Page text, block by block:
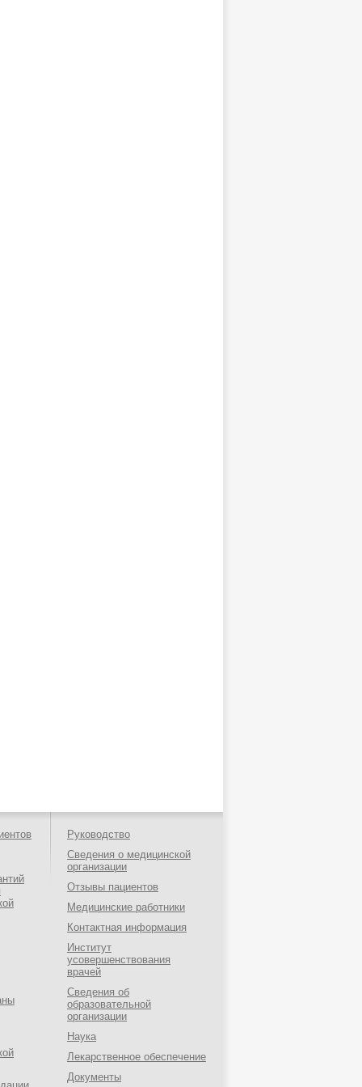
Руководство
Сведения о медицинской
организации
Отзывы пациентов
Медицинские работники
Контактная информация
Институт
усовершенствования
врачей
Сведения об
образовательной
организации
Наука
Лекарственное обеспечение
Документы